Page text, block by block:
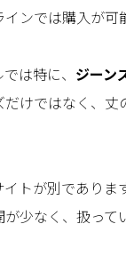
ンでは購入が可
は特に、 ジーン
だけではなく、
トが別でありま
少なく、扱って